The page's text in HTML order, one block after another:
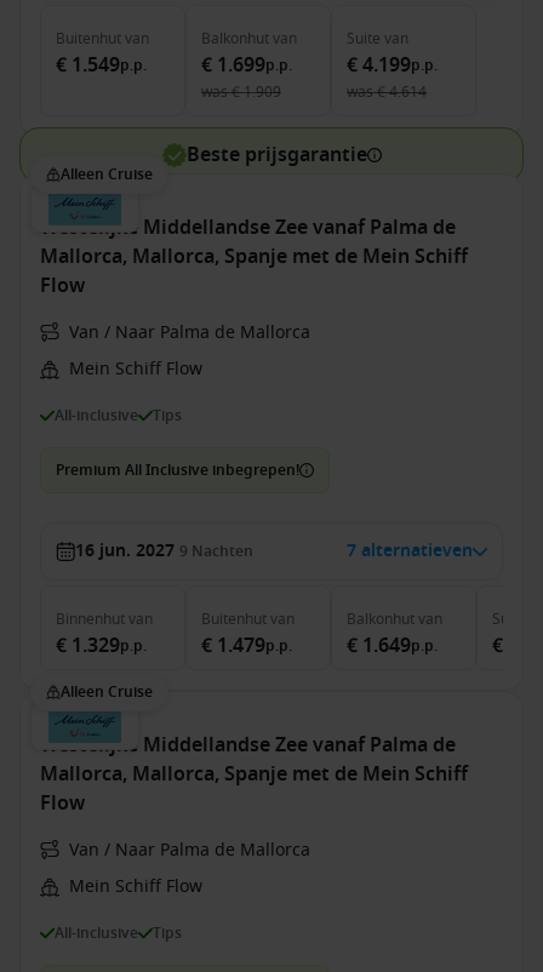
Buitenhutvan
€ 1.549p.p.
Balkonhutvan
€ 1.699p.p.
was€ 1.909
Suite van
€ 4.199p.p.
was€ 4.614
Beste prijsgarantie
Alleen Cruise
Westelijke Middellandse Zee vanaf Palma de
Mallorca, Mallorca, Spanje met de Mein Schiff
Flow
Van / Naar Palma de Mallorca
Mein Schiff Flow
All-inclusive Tips
Premium All Inclusive inbegrepen!
16 jun. 2027 9 Nachten 7 alternatieven
Binnenhutvan
€ 1.329p.p.
Buitenhutvan
€ 1.479p.p.
Balkonhutvan
€ 1.649p.p.
Suite
€
Alleen Cruise
Westelijke Middellandse Zee vanaf Palma de
Mallorca, Mallorca, Spanje met de Mein Schiff
Flow
Van / Naar Palma de Mallorca
Mein Schiff Flow
All-inclusive Tips